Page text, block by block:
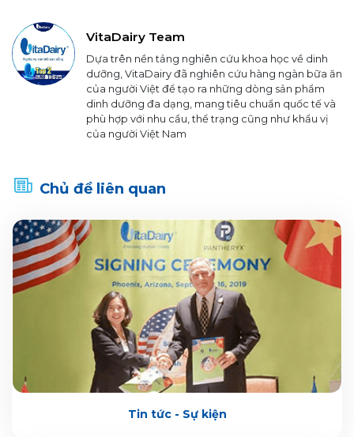
VitaDairy Team
Dựa trên nền tảng nghiên cứu khoa học về dinh
dưỡng, VitaDairy đã nghiên cứu hàng ngàn bữa ăn
của người Việt để tạo ra những dòng sản phẩm
dinh dưỡng đa dạng, mang tiêu chuẩn quốc tế và
phù hợp với nhu cầu, thể trạng cũng như khẩu vị
của người Việt Nam
Chủ đề liên quan
Tin tức - Sự kiện